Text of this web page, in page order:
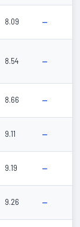
8.09 —
8.54 —
8.66 —
9.11 —
9.19 —
9.26 —